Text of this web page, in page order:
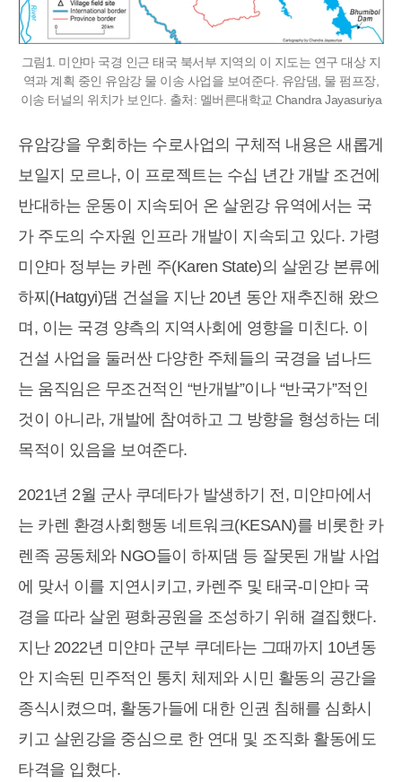
그림1. 미얀마 국경 인근 태국 북서부 지역의 이 지도는 연구 대상 지
역과 계획 중인 유암강 물 이송 사업을 보여준다. 유암댐, 물 펌프장,
이송 터널의 위치가 보인다. 출처: 멜버른대학교 Chandra Jayasuriya
유암강을 우회하는 수로사업의 구체적 내용은 새롭게
보일지 모르나, 이 프로젝트는 수십 년간 개발 조건에
반대하는 운동이 지속되어 온 살윈강 유역에서는 국
가 주도의 수자원 인프라 개발이 지속되고 있다. 가령
미얀마 정부는 카렌 주(Karen State)의 살윈강 본류에
하찌(Hatgyi)댐 건설을 지난 20년 동안 재추진해 왔으
며, 이는 국경 양측의 지역사회에 영향을 미친다. 이
건설 사업을 둘러싼 다양한 주체들의 국경을 넘나드
는 움직임은 무조건적인 “반개발”이나 “반국가”적인
것이 아니라, 개발에 참여하고 그 방향을 형성하는 데
목적이 있음을 보여준다.
2021년 2월 군사 쿠데타가 발생하기 전, 미얀마에서
는 카렌 환경사회행동 네트워크(KESAN)를 비롯한 카
렌족 공동체와 NGO들이 하찌댐 등 잘못된 개발 사업
에 맞서 이를 지연시키고, 카렌주 및 태국-미얀마 국
경을 따라 살윈 평화공원을 조성하기 위해 결집했다.
지난 2022년 미얀마 군부 쿠데타는 그때까지 10년동
안 지속된 민주적인 통치 체제와 시민 활동의 공간을
종식시켰으며, 활동가들에 대한 인권 침해를 심화시
키고 살윈강을 중심으로 한 연대 및 조직화 활동에도
타격을 입혔다.